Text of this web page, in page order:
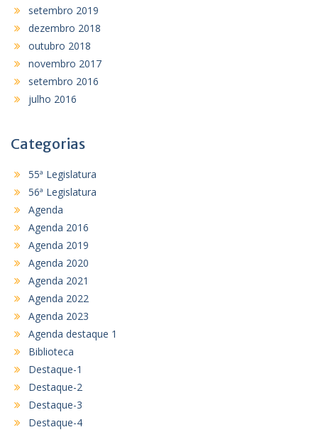
setembro 2019
dezembro 2018
outubro 2018
novembro 2017
setembro 2016
julho 2016
Categorias
55ª Legislatura
56ª Legislatura
Agenda
Agenda 2016
Agenda 2019
Agenda 2020
Agenda 2021
Agenda 2022
Agenda 2023
Agenda destaque 1
Biblioteca
Destaque-1
Destaque-2
Destaque-3
Destaque-4